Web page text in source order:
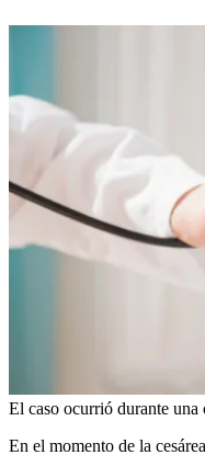
El caso ocurrió durante una
En el momento de la